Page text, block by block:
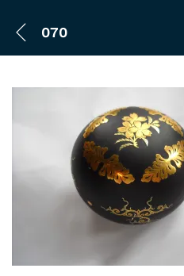
070